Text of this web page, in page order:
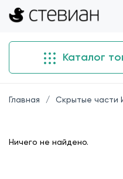
Каталог
Главная Скрытые части
Ничего не найдено.